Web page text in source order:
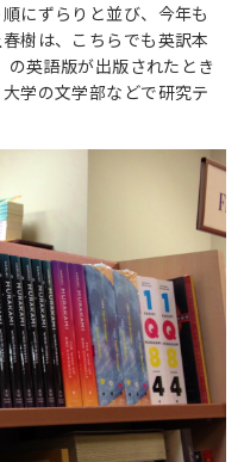
にずらりと並び、今年も
樹は、こちらでも英訳本
英語版が出版されたとき
学の文学部などで研究テ